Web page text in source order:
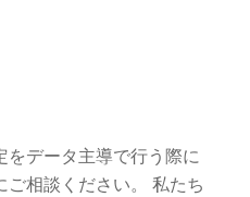
データ主導で行う際に
相談ください。 私たち